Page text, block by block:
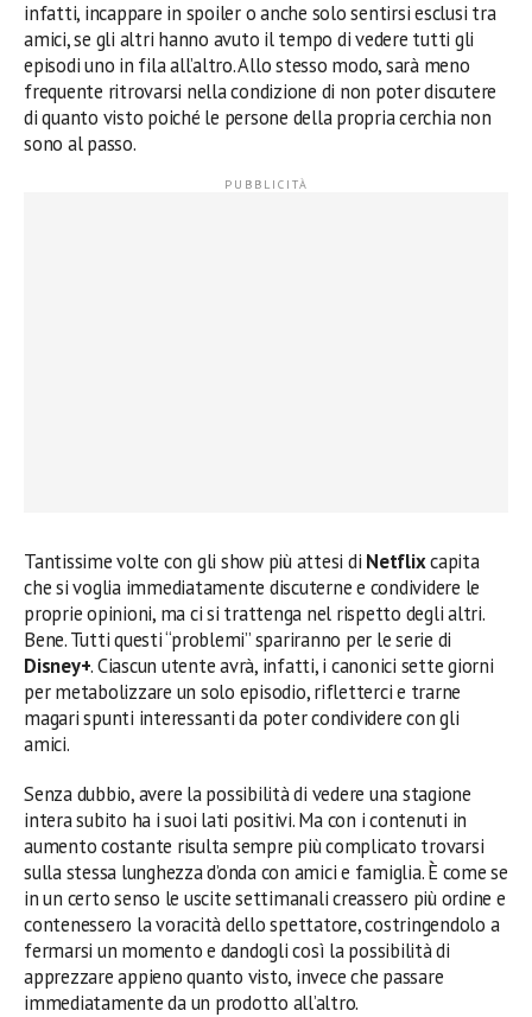
infatti, incappare in spoiler o anche solo sentirsi esclusi tra
amici, se gli altri hanno avuto il tempo di vedere tutti gli
episodi uno in fila all’altro. Allo stesso modo, sarà meno
frequente ritrovarsi nella condizione di non poter discutere
di quanto visto poiché le persone della propria cerchia non
sono al passo.
Tantissime volte con gli show più attesi di Netflixcapita
che si voglia immediatamente discuterne e condividere le
proprie opinioni, ma ci si trattenga nel rispetto degli altri.
Bene. Tutti questi “problemi” spariranno per le serie di
Disney+. Ciascun utente avrà, infatti, i canonici sette giorni
per metabolizzare un solo episodio, rifletterci e trarne
magari spunti interessanti da poter condividere con gli
amici.
Senza dubbio, avere la possibilità di vedere una stagione
intera subito ha i suoi lati positivi. Ma con i contenuti in
aumento costante risulta sempre più complicato trovarsi
sulla stessa lunghezza d’onda con amici e famiglia. È come se
in un certo senso le uscite settimanali creassero più ordine e
contenessero la voracità dello spettatore, costringendolo a
fermarsi un momento e dandogli così la possibilità di
apprezzare appieno quanto visto, invece che passare
immediatamente da un prodotto all’altro.